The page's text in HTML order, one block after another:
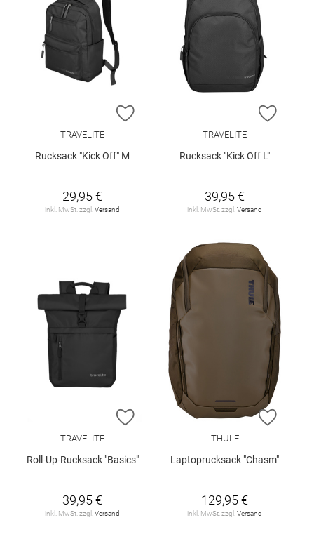
ZUR WUNSCHLISTE HINZUFÜGEN
TRAVELITE
Rucksack "Kick Off" M
29,95 €
inkl. MwSt. zzgl. Versand
ZUR
TRAVELITE
Rucksack "Kick Off L"
39,95 €
inkl. MwSt. zzgl. Versand
ZUR WUNSCHLISTE HINZUFÜGEN
TRAVELITE
Roll-Up-Rucksack "Basics"
39,95 €
inkl. MwSt. zzgl. Versand
ZUR
THULE
Laptoprucksack "Chasm"
129,95 €
inkl. MwSt. zzgl. Versand